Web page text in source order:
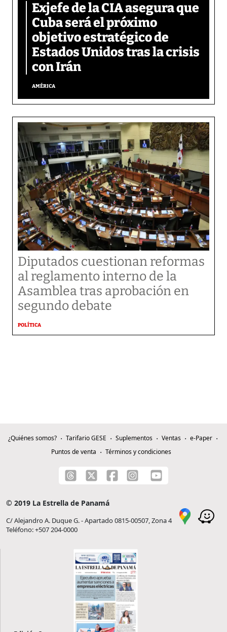
Exjefe de la CIA asegura que
Cuba será el próximo
objetivo estratégico de
Estados Unidos tras la crisis
con Irán
AMÉRICA
Diputados cuestionan reformas
al reglamento interno de la
Asamblea tras aprobación en
segundo debate
POLÍTICA
¿Quiénes somos? Tarifario GESE Suplementos Ventas
e-Paper
Puntos de venta
Términos y condiciones
© 2019 La Estrella de Panamá
C/ Alejandro A. Duque G. - Apartado 0815-00507, Zona 4
Teléfono: +507 204-0000